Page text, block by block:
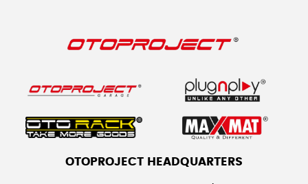
OTOPROJECT HEADQUARTERS